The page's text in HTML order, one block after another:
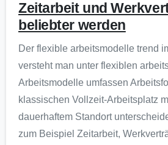
Zeitarbeit und
beliebter werden
Der flexible arbeitsmodelle trend
versteht man unter flexiblen
Arbeitsmodelle umfassen
klassischen Vollzeit-Arbeitsplatz
dauerhaftem Standort
zum Beispiel Zeitarbeit,